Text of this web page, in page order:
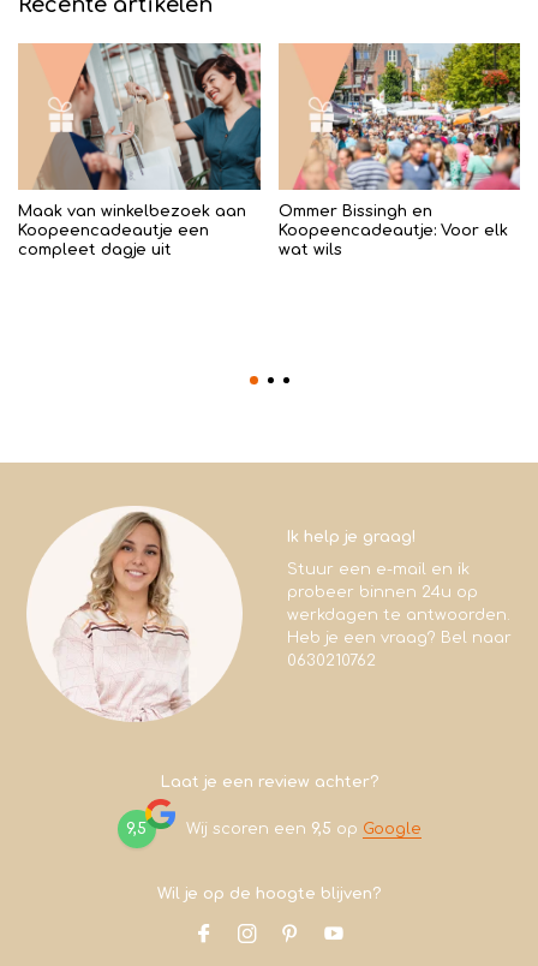
Recente artikelen
Maak van winkelbezoek aan
Koopeencadeautje een
compleet dagje uit
Ommer Bissingh en
Koopeencadeautje: Voor elk
wat wils
Ik help je graag!
Stuur een e-mail en ik
probeer binnen 24u op
werkdagen te antwoorden.
Heb je een vraag? Bel naar
0630210762
Laat je een review achter?
9,5 Wij scoren een 9,5 op Google
Wil je op de hoogte blijven?